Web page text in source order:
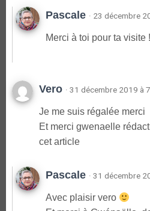
Pascale · 23 décembre
Merci à toi pour ta visite !
Vero · 31 décembre 2019 à
Je me suis régalée merci
Et merci gwenaelle
cet article
Pascale · 31 décembre
Avec plaisir vero